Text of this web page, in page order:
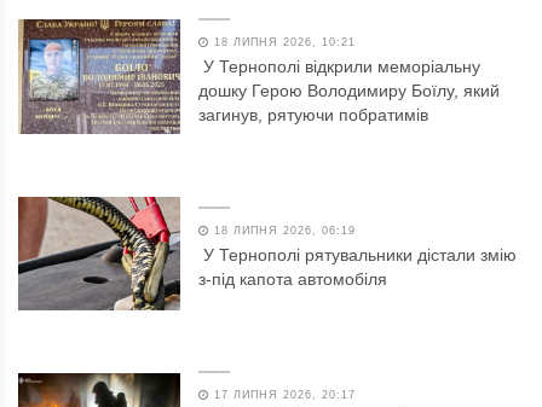
18 ЛИПНЯ 2026, 10:21
У Тернополі відкрили меморіальну
дошку Герою Володимиру Боїлу, який
загинув, рятуючи побратимів
18 ЛИПНЯ 2026, 06:19
У Тернополі рятувальники дістали змію
з-під капота автомобіля
17 ЛИПНЯ 2026, 20:17